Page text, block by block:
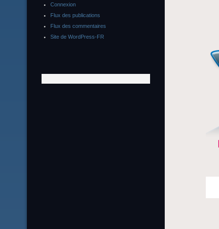
Connexion
Flux des publications
Flux des commentaires
Site de WordPress-FR